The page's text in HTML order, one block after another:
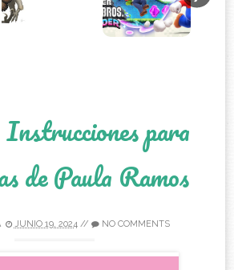
para
de Paula Ramos
JUNIO 19, 2024// NO COMMENTS